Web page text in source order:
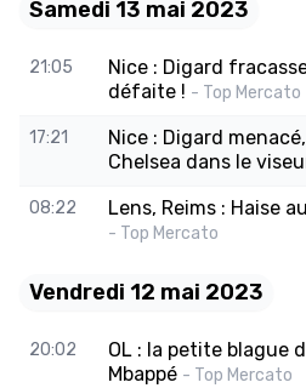
Samedi 13 mai 2023
21:05
Nice : Digard
défaite ! - Top Mercato
17:21
Nice : Digard
Chelsea dans le
08:22 Lens, Reims : Haise
- Top Mercato
Vendredi 12 mai 2023
20:02
OL : la petite blague
Mbappé - Top Mercato